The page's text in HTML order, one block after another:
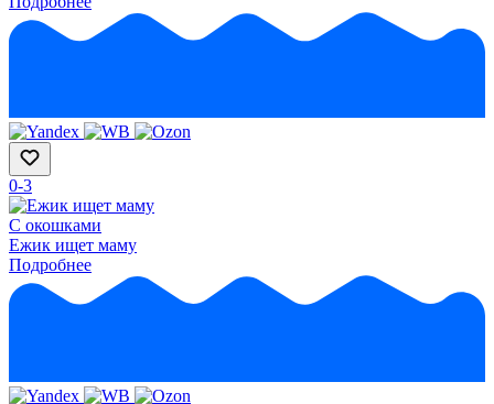
0-3
С окошками
Ежик ищет маму
Подробнее